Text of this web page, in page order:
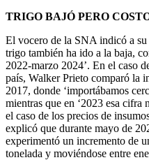
TRIGO BAJÓ PERO
El vocero de la SNA indicó a
trigo también ha ido a la baja,
2022-marzo 2024’. En el caso
país, Walker Prieto comparó la
2017, donde ‘importábamos
mientras que en ‘2023 esa cifra
el caso de los precios de
explicó que durante mayo de
experimentó un incremento de
tonelada y moviéndose entre